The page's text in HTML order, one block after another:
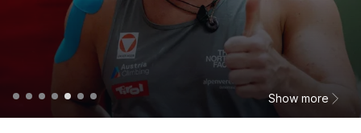
SAF Studio
Show more